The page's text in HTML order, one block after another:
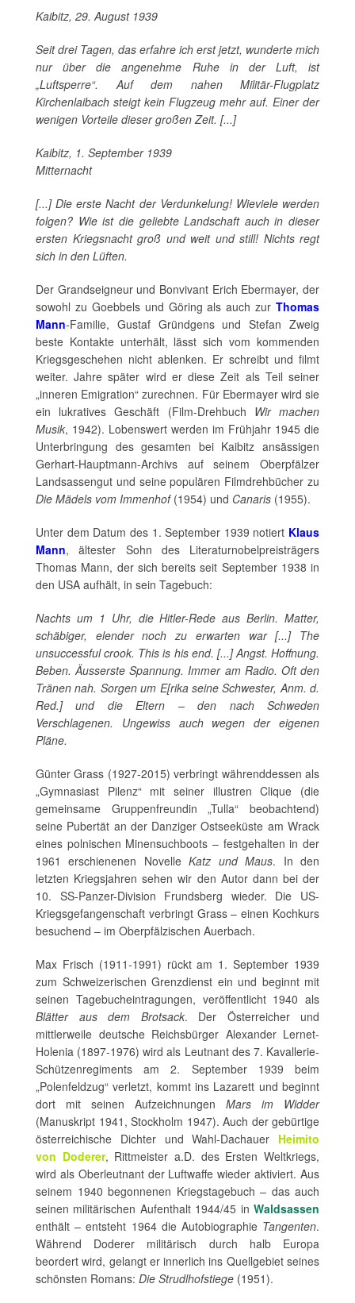
Kaibitz, 29. August 1939
Seit drei Tagen, das erfahre ich erst jetzt, wunderte mich
nur über die angenehme Ruhe in der Luft, ist
„Luftsperre“. Auf dem nahen Militär-Flugplatz
Kirchenlaibach steigt kein Flugzeug mehr auf. Einer der
wenigen Vorteile dieser großen Zeit. [...]
Kaibitz, 1. September 1939
Mitternacht
[...] Die erste Nacht der Verdunkelung! Wieviele werden
folgen? Wie ist die geliebte Landschaft auch in dieser
ersten Kriegsnacht groß und weit und still! Nichts regt
sich in den Lüften.
Der Grandseigneur und Bonvivant Erich Ebermayer, der
sowohl zu Goebbels und Göring als auch zur Thomas
Mann-Familie, Gustaf Gründgens und Stefan Zweig
beste Kontakte unterhält, lässt sich vom kommenden
Kriegsgeschehen nicht ablenken. Er schreibt und filmt
weiter. Jahre später wird er diese Zeit als Teil seiner
„inneren Emigration“ zurechnen. Für Ebermayer wird sie
ein lukratives Geschäft (Film-Drehbuch Wir machen
Musik, 1942). Lobenswert werden im Frühjahr 1945 die
Unterbringung des gesamten bei Kaibitz ansässigen
Gerhart-Hauptmann-Archivs auf seinem Oberpfälzer
Landsassengut und seine populären Filmdrehbücher zu
Die Mädels vom Immenhof(1954) und Canaris (1955).
Unter dem Datum des 1. September 1939 notiert Klaus
Mann, ältester Sohn des Literaturnobelpreisträgers
Thomas Mann, der sich bereits seit September 1938 in
den USA aufhält, in sein Tagebuch:
Nachts um 1 Uhr, die Hitler-Rede aus Berlin. Matter,
schäbiger, elender noch zu erwarten war [...] The
unsuccessful crook. This is his end. [...] Angst. Hoffnung.
Beben. Äusserste Spannung. Immer am Radio. Oft den
Tränen nah. Sorgen um E[rika seine Schwester, Anm. d.
Red.] und die Eltern – den nach Schweden
Verschlagenen. Ungewiss auch wegen der eigenen
Pläne.
Günter Grass (1927-2015) verbringt währenddessen als
„Gymnasiast Pilenz“ mit seiner illustren Clique (die
gemeinsame Gruppenfreundin „Tulla“ beobachtend)
seine Pubertät an der Danziger Ostseeküste am Wrack
eines polnischen Minensuchboots – festgehalten in der
1961 erschienenen NovelleKatz und Maus. In den
letzten Kriegsjahren sehen wir den Autor dann bei der
10. SS-Panzer-Division Frundsberg wieder. Die US-
Kriegsgefangenschaft verbringt Grass – einen Kochkurs
besuchend – im Oberpfälzischen Auerbach.
Max Frisch (1911-1991) rückt am 1. September 1939
zum Schweizerischen Grenzdienst ein und beginnt mit
seinen Tagebucheintragungen, veröffentlicht 1940 als
Blätter aus dem Brotsack. Der Österreicher und
mittlerweile deutsche Reichsbürger Alexander Lernet-
Holenia (1897-1976) wird als Leutnant des 7. Kavallerie-
Schützenregiments am 2. September 1939 beim
„Polenfeldzug“ verletzt, kommt ins Lazarett und beginnt
dort mit seinen Aufzeichnungen Mars im Widder
(Manuskript 1941, Stockholm 1947). Auch der gebürtige
österreichische Dichter und Wahl-Dachauer Heimito
von Doderer, Rittmeister a.D. des Ersten Weltkriegs,
wird als Oberleutnant der Luftwaffe wieder aktiviert. Aus
seinem 1940 begonnenen Kriegstagebuch – das auch
seinen militärischen Aufenthalt 1944/45 in Waldsassen
enthält – entsteht 1964 die Autobiographie Tangenten.
Während Doderer militärisch durch halb Europa
beordert wird, gelangt er innerlich ins Quellgebiet seines
schönsten Romans: Die Strudlhofstiege (1951).